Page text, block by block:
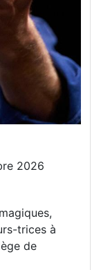
2026
trices à
de